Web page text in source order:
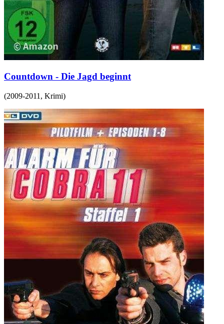
Countdown - Die Jagd beginnt
(2009-2011 , Krimi)